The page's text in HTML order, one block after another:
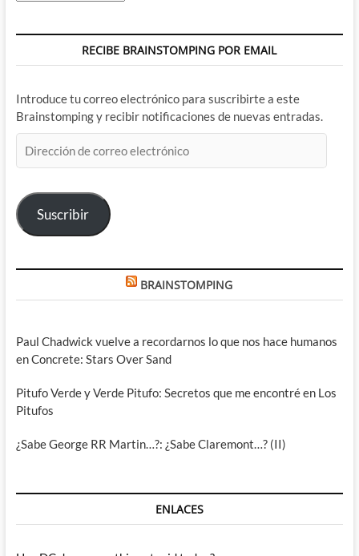
RECIBE BRAINSTOMPING POR EMAIL
Introduce tu correo electrónico para suscribirte a este
Brainstomping y recibir notificaciones de nuevas entradas.
de
electrónico
Suscribir
BRAINSTOMPING
Paul Chadwick vuelve a recordarnos lo que nos hace humanos
en Concrete: Stars Over Sand
Pitufo Verde y Verde Pitufo: Secretos que me encontré en Los
Pitufos
¿Sabe George RR Martin…?: ¿Sabe Claremont…? (II)
ENLACES